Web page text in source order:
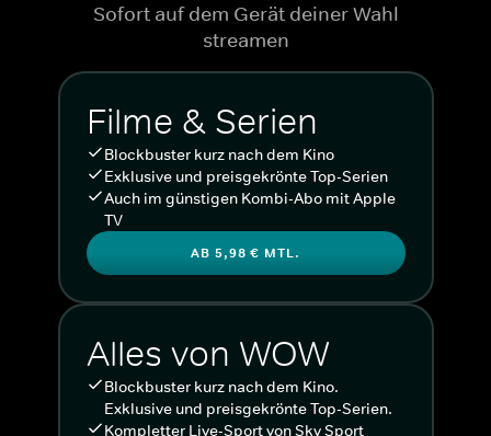
Sofort auf dem Gerät deiner Wahl
streamen
Filme & Serien
Blockbuster kurz nach dem Kino
Exklusive und preisgekrönte Top-Serien
Auch im günstigen Kombi-Abo mit Apple
TV
AB 5,98 € MTL.
Alles von WOW
Blockbuster kurz nach dem Kino.
Exklusive und preisgekrönte Top-Serien.
Kompletter Live-Sport von Sky Sport